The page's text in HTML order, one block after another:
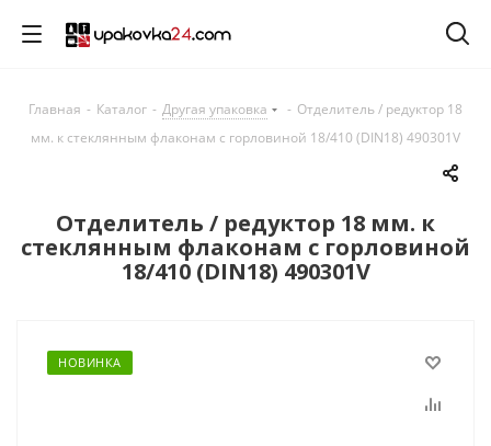
Главная - Каталог - Другая упаковка - Отделитель / редуктор 18
мм. к стеклянным флаконам с горловиной 18/410 (DIN18) 490301V
Отделитель / редуктор 18 мм. к
стеклянным флаконам с горловиной
18/410 (DIN18) 490301V
НОВИНКА